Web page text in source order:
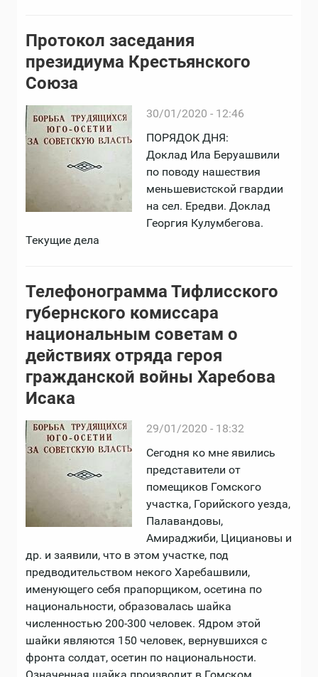
Протокол заседания
президиума Крестьянского
Союза
30/01/2020 - 12:46
ПОРЯДОК ДНЯ:
Доклад Ила Беруашвили
по поводу нашествия
меньшевистской гвардии
на сел. Ередви. Доклад
Георгия Кулумбегова.
Текущие дела
Телефонограмма Тифлисского
губернского комиссара
национальным советам о
действиях отряда героя
гражданской войны Харебова
Исака
29/01/2020 - 18:32
Сегодня ко мне явились
представители от
помещиков Гомского
участка, Горийского уезда,
Палавандовы,
Амираджиби, Цициановы и
др. и заявили, что в этом участке, под
предводительством некого Харебашвили,
именующего себя прапорщиком, осетина по
национальности, образовалась шайка
численностью 200-300 человек. Ядром этой
шайки являются 150 человек, вернувшихся с
фронта солдат, осетин по национальности.